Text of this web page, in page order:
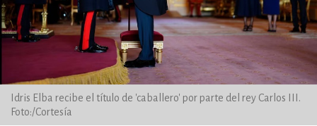
Idris Elba recibe el título de 'caballero' por parte del rey Carlos III.
Foto:/Cortesía